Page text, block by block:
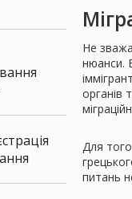
Не
нюанси.
органів
Для
питань